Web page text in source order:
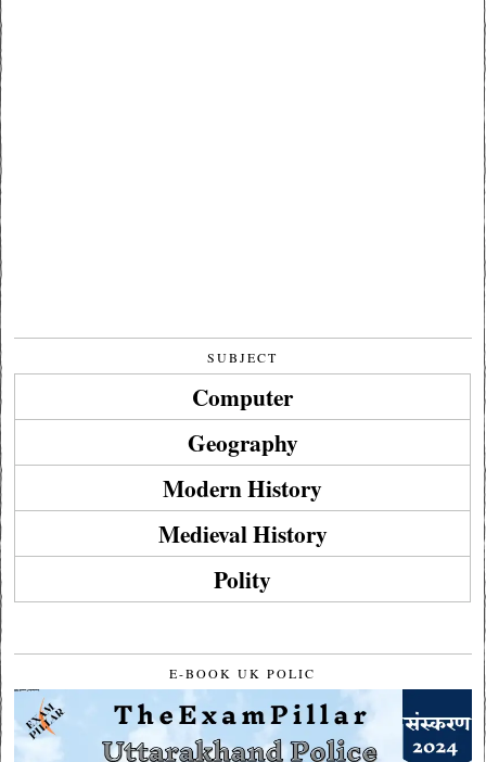
SUBJECT
Computer
Geography
Modern History
Medieval History
Polity
E-BOOK UK POLIC